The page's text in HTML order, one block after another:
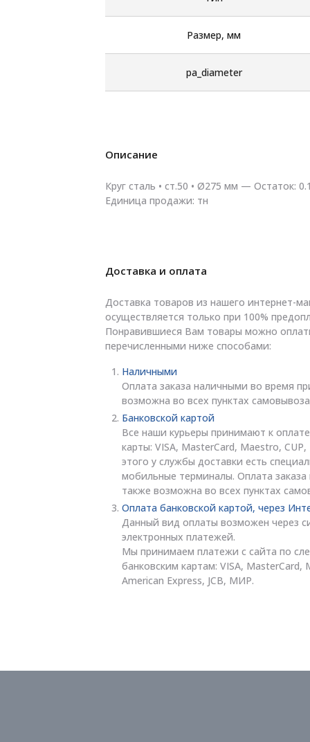
Размер, мм
pa_diameter
Описание
Круг сталь • ст.50 • Ø275 мм — Остаток:
Единица продажи: тн
Доставка и оплата
Доставка товаров из нашего интернет-
осуществляется только при 100%
Понравившиеся Вам товары можно
перечисленными ниже способами:
Наличными
Оплата заказа наличными во время
возможна во всех пунктах
Банковской картой
Все наши курьеры принимают к
карты: VISA, MasterCard, Maestro,
этого у службы доставки есть
мобильные терминалы. Оплата заказа
также возможна во всех пунктах
Оплата банковской картой, через
Данный вид оплаты возможен через
электронных платежей.
Мы принимаем платежи с сайта по
банковским картам: VISA, MasterCard,
American Express, JCB, МИР.